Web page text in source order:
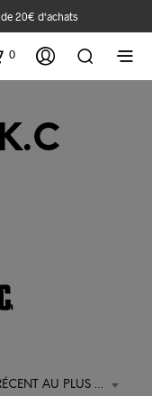
20€ d‘achats
0
TRI DU PLUS RÉCENT AU PLUS ANCIEN